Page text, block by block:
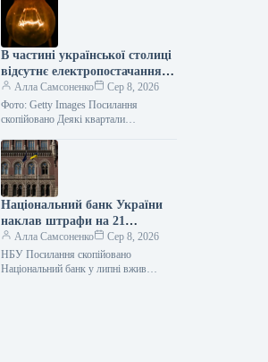
українському рітейлу. Проте, за
В частині української столиці
відсутнє електропостачання
внаслідок аварійної ситуації.
Алла Самсоненко
Сер 8, 2026
Фото: Getty Images Посилання
скопійовано Деякі квартали
української столиці тимчасово
позбулися електрики з вини аварії.
Цю…
Національний банк України
наклав штрафи на 21
фінансову установу, серед
яких і Райффайзен.
Алла Самсоненко
Сер 8, 2026
НБУ Посилання скопійовано
Національний банк у липні вжив